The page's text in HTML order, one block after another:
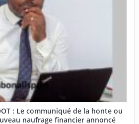
: Le communiqué de la honte ou
naufrage financier annoncé